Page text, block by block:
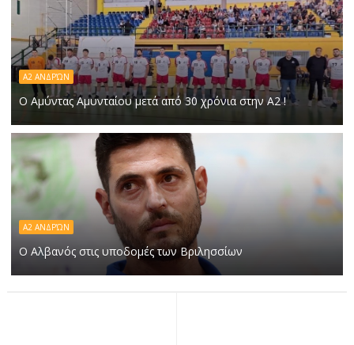
Α2 ΑΝΔΡΏΝ
Ο Αμύντας Αμυνταίου μετά από 30 χρόνια στην Α2 !
Α2 ΑΝΔΡΏΝ
Ο Αλβανός στις υποδομές των Βριλησσίων